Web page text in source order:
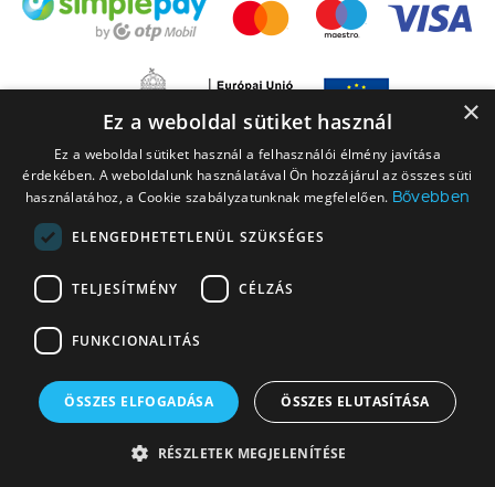
A LEGO elnevezés, a LEGO logó, a Minifigure, a DUPLO, a DUPLO logó, a
NINJAGO, a NINJAGO logó, a FRIENDS logó, a HIDDEN SIDE logó, a MINIFIGURES
logó, a MINDSTORMS, a MINDSTORMS logó, a VIDIYO, a NEXO KNIGHTS,
NEXO KNIGHTS logó, az EDITIONS logó és a SMART PLAY logó a The LEGO
Group. Minden jog fenntartva.
© 2026 Copyright Market SK Kft - KockaÁruház a megbízható LEGO@
webáruház - Minden jog fenntartva!
×
Ez a weboldal sütiket használ
Ez a weboldal sütiket használ a felhasználói élmény javítása
érdekében. A weboldalunk használatával Ön hozzájárul az összes süti
használatához, a Cookie szabályzatunknak megfelelően. Bővebben
ELENGEDHETETLENÜL SZÜKSÉGES
TELJESÍTMÉNY CÉLZÁS
FUNKCIONALITÁS
ÖSSZES ELFOGADÁSA ÖSSZES ELUTASÍTÁSA
RÉSZLETEK MEGJELENÍTÉSE